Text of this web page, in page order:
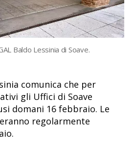
Baldo Lessinia di Soave.
comunica che per
gli Uffici di Soave
domani 16 febbraio. Le
regolarmente